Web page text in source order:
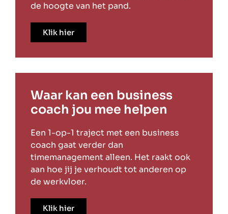
de hoogte van het pand.
Klik hier
Waar kan een business
coach jou mee helpen
Een 1-op-1 traject met een business
coach gaat verder dan
timemanagement alleen. Het raakt ook
aan hoe jij je verhoudt tot anderen op
de werkvloer.
Klik hier